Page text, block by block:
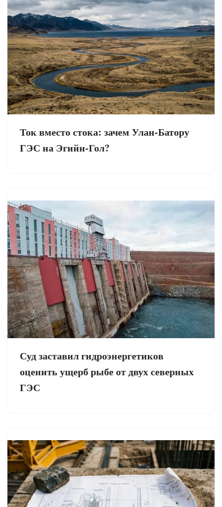
Ток вместо стока: зачем Улан-Батору
ГЭС на Эгийн-Гол?
Суд заставил гидроэнергетиков
оценить ущерб рыбе от двух северных
ГЭС